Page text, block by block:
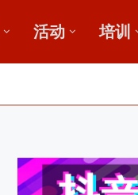
活动 培训